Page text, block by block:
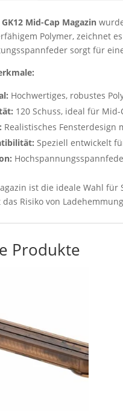
GK12 Mid-Cap Magazin
Polymer, zeichnet
sorgt für
Hochwertiges, robustes
120 Schuss, ideal für
Realistisches
Speziell entwickelt
ist die ideale Wahl
Risiko von
Produkte